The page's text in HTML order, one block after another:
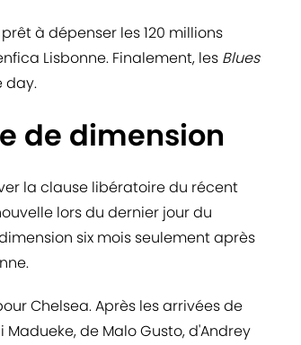
à dépenser les 120 millions
Lisbonne. Finalement, les Blues
day.
de dimension
la clause libératoire du récent
lors du dernier jour du
six mois seulement après
Chelsea. Après les arrivées de
de Malo Gusto, d'Andrey